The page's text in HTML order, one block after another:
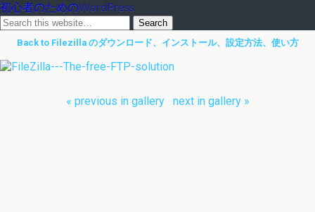
初心者のためのWordPress
Back to Filezilla のダウンロード、インストール、設定方法、使い方
« previous in gallery next in gallery »